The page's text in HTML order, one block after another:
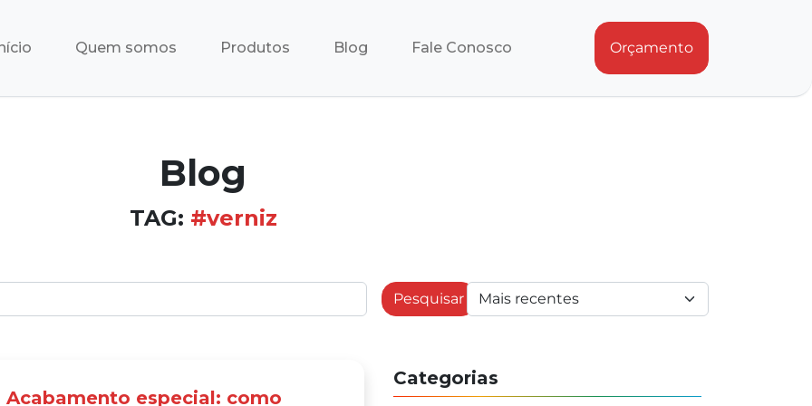
Quem somos Produtos Blog Fale Conosco Orçamento
Blog
TAG: #verniz
Pesquisar
Acabamento especial: como
Categorias